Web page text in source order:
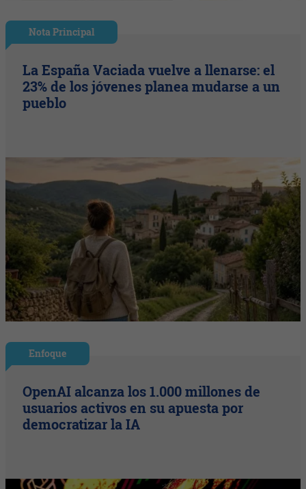
Nota Principal
La España Vaciada vuelve a llenarse: el
23% de los jóvenes planea mudarse a un
pueblo
Enfoque
OpenAI alcanza los 1.000 millones de
usuarios activos en su apuesta por
democratizar la IA